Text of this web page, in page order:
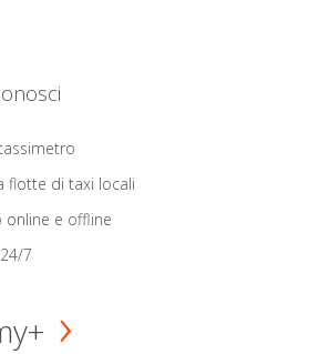
flotte di taxi locali
online e offline
7